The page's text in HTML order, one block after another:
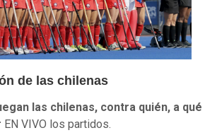
de las chilenas
las chilenas, contra quién, a qué
EN VIVO los partidos.